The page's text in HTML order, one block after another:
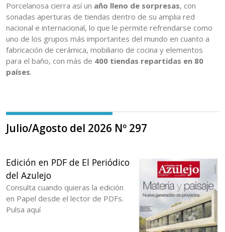
Porcelanosa cierra así un año lleno de sorpresas, con
sonadas aperturas de tiendas dentro de su amplia red
nacional e internacional, lo que le permite refrendarse como
uno de los grupos más importantes del mundo en cuanto a
fabricación de cerámica, mobiliario de cocina y elementos
para el baño, con más de 400 tiendas repartidas en 80
países.
Julio/Agosto del 2026 Nº 297
Edición en PDF de El Periódico
del Azulejo
Consulta cuando quieras la edición
en Papel desde el lector de PDFs.
Pulsa aquí